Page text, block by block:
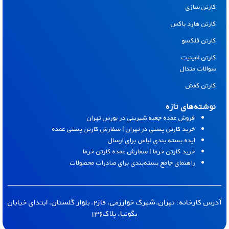
کارتن سازی
کارتن هارد باکس
کارتن فلکسو
کارتن لمینیت
سوالات متدال
کارتن کفش
نوشته‌های تازه
فروش عمده جعبه شیرینی در بورس تهران
خرید کارتن پستی در تهران | سفارش کارتن پستی عمده
ایده بسته بندی لباس برای ارسال
خرید کارتن خرما | سفارش عمده کارتن خرما
راهنمای جامع بسته‌بندی برای صادرات محصولات
آدرس کارخانه: تهران، شهرک خوارزمی، فاز۲، بلوار گلستان، ابتدای خیابان
بگونیا، پلاک۱۳۶